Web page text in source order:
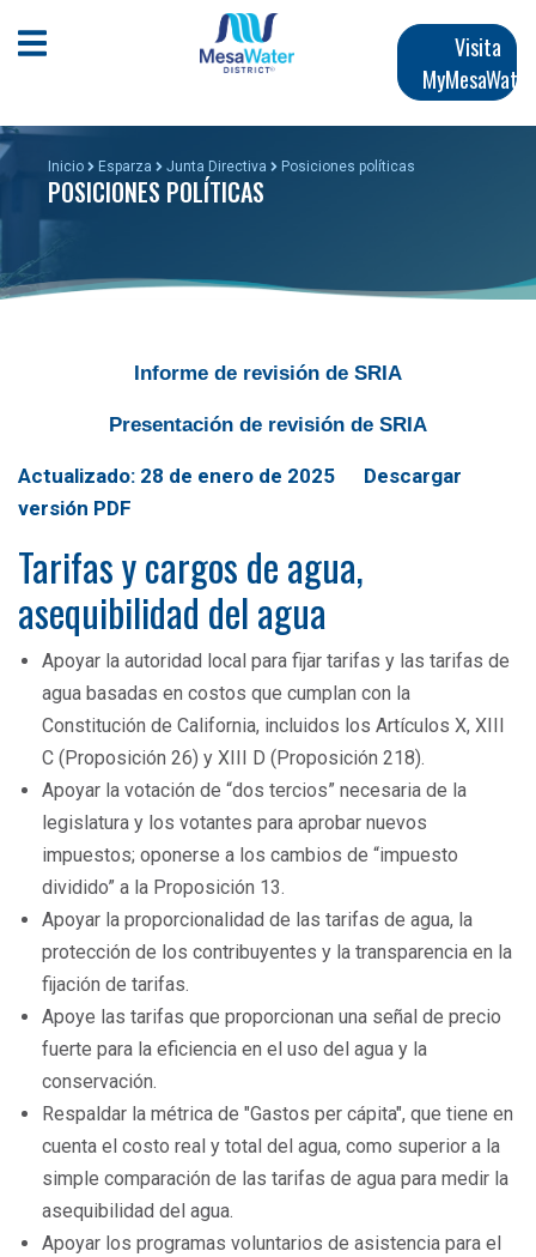
Navegación
Abrir menú móvil
Visita
MyMesaWater
Inicio Esparza Junta Directiva Posiciones políticas
POSICIONES POLÍTICAS
Informe de revisión de SRIA
Presentación de revisión de SRIA
Actualizado: 28 de enero de 2025 Descargar
versión PDF
Tarifas y cargos de agua,
asequibilidad del agua
Apoyar la autoridad local para fijar tarifas y las tarifas de
agua basadas en costos que cumplan con la
Constitución de California, incluidos los Artículos X, XIII
C (Proposición 26) y XIII D (Proposición 218).
Apoyar la votación de “dos tercios” necesaria de la
legislatura y los votantes para aprobar nuevos
impuestos; oponerse a los cambios de “impuesto
dividido” a la Proposición 13.
Apoyar la proporcionalidad de las tarifas de agua, la
protección de los contribuyentes y la transparencia en la
fijación de tarifas.
Apoye las tarifas que proporcionan una señal de precio
fuerte para la eficiencia en el uso del agua y la
conservación.
Respaldar la métrica de "Gastos per cápita", que tiene en
cuenta el costo real y total del agua, como superior a la
simple comparación de las tarifas de agua para medir la
asequibilidad del agua.
Apoyar los programas voluntarios de asistencia para el